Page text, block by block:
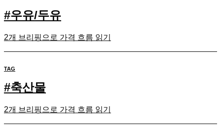
#우유/두유
2개 브리핑으로 가격 흐름 읽기
TAG
#축산물
2개 브리핑으로 가격 흐름 읽기